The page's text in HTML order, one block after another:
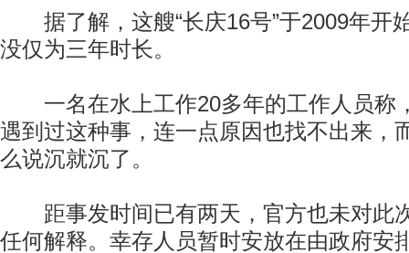
据了解，这艘“长庆16号”于2009年开
没仅为三年时长。
一名在水上工作20多年的工作人员称
遇到过这种事，连一点原因也找不出来，
么说沉就沉了。
距事发时间已有两天，官方也未对此
任何解释。幸存人员暂时安放在由政府安